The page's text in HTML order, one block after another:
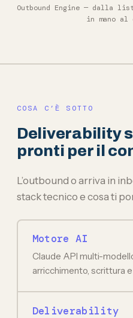
Outbound Engine — dalla
in mano al
COSA C’È SOTTO
Deliverability
pronti per il
L’outbound o arriva in
stack tecnico e cosa ti
Motore AI
Claude API multi-
arricchimento, scrittura
Deliverability